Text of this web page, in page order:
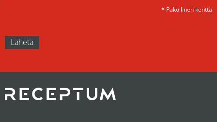
* Pakollinen kenttä